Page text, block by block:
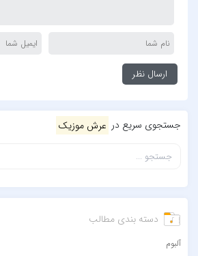
جستجوی سریع در عرش موزیک
دسته بندی مطالب
آلبوم